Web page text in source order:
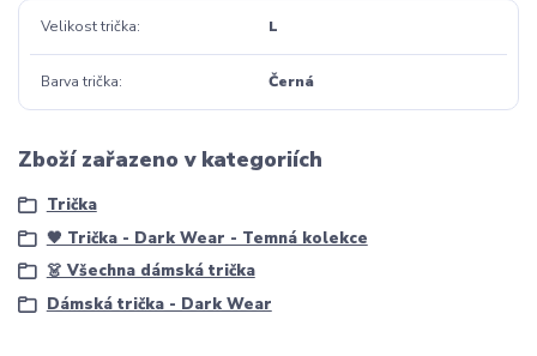
Velikost trička L
Barva trička Černá
Zboží zařazeno v kategoriích
Trička
🖤 Trička - Dark Wear - Temná kolekce
👗 Všechna dámská trička
Dámská trička - Dark Wear